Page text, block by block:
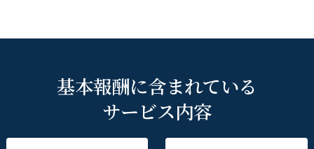
基本報酬に含まれている
サービス内容